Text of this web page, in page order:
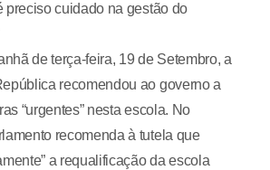
preciso cuidado na gestão do
de terça-feira, 19 de Setembro, a
recomendou ao governo a
“urgentes” nesta escola. No
recomenda à tutela que
a requalificação da escola